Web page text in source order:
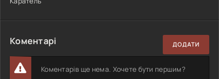
Коментарі ДОДАТИ
Коментарів ще нема. Хочете бути першим?